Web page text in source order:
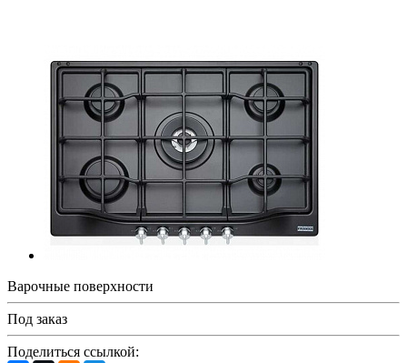
Варочные поверхности
Под заказ
Поделиться ссылкой: